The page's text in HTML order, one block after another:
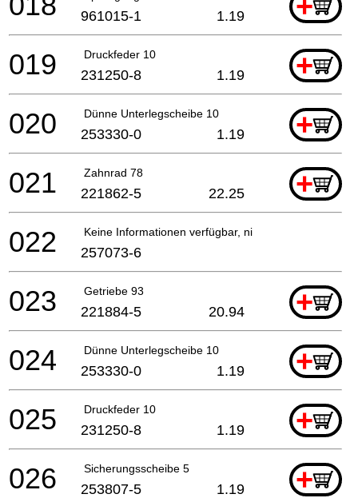
961015-1 1.19
Druckfeder 10 +
019 231250-8 1.19
Dünne Unterlegscheibe 10 +
020 253330-0 1.19
Zahnrad 78 +
021 221862-5 22.25
Keine Informationen verfügbar, nicht bestellbar
022 257073-6
Getriebe 93 +
023 221884-5 20.94
Dünne Unterlegscheibe 10 +
024 253330-0 1.19
Druckfeder 10 +
025 231250-8 1.19
Sicherungsscheibe 5 +
026 253807-5 1.19